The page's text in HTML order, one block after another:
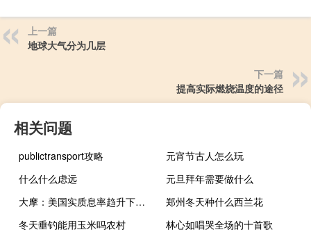
上一篇
地球大气分为几层
下一篇
提高实际燃烧温度的途径
相关问题
publictransport攻略
元宵节古人怎么玩
什么什么虑远
元旦拜年需要做什么
大摩：美国实质息率趋升下高息股表现优异 予三股“增持”评级
郑州冬天种什么西兰花
冬天垂钓能用玉米吗农村
林心如唱哭全场的十首歌